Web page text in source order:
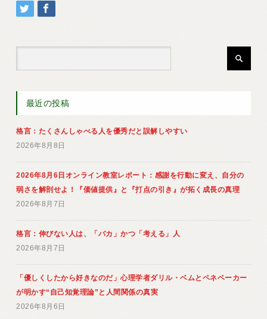
最近の投稿
格言：たくさんしゃべる人を優秀だと誤解しやすい
2026年8月8日
2026年8月6日オンライン教室レポート：感謝を行動に変え、自分の
弱さを解剖せよ！『価値提供』と『打点の引き』が拓く成長の真理
2026年8月7日
格言：伸びない人は、「バカ」かつ「考える」人
2026年8月7日
「優しくしたから好きなのだ」心理学者ダリル・ベムとペネベーカー
が明かす“自己知覚理論”と人間関係の真実
2026年8月6日